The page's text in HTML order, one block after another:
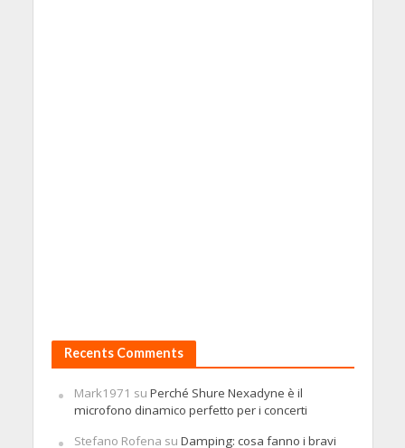
Recents Comments
Mark1971 su Perché Shure Nexadyne è il
microfono dinamico perfetto per i concerti
Stefano Rofena su Damping: cosa fanno i bravi